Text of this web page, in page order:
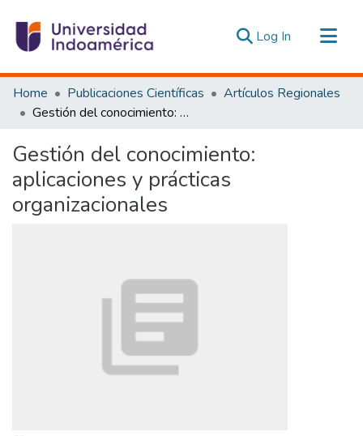
Log In (current)
Communities & Collections
All of DSpace
Estadísticas Externas
Home Publicaciones Científicas
Artículos Regionales
Gestión del conocimiento: aplicaciones y prácticas organizacionales
Gestión del conocimiento:
aplicaciones y prácticas
organizacionales